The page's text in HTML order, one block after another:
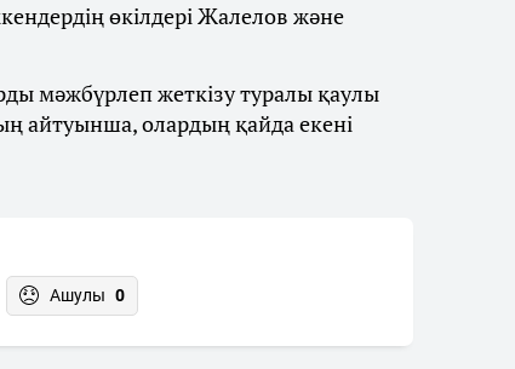
өкілдері Жалелов және
мәжбүрлеп жеткізу туралы қаулы
айтуынша, олардың қайда екені
Ашулы 0